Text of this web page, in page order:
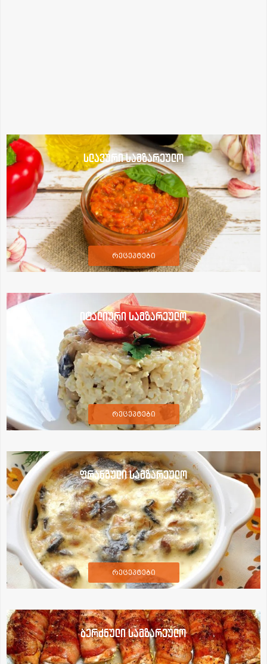
სლავური სამზარეულო
რეცეპტები
იტალიური სამზარეულო
რეცეპტები
ფრანგული სამზარეულო
რეცეპტები
ბერძნული სამზარეულო